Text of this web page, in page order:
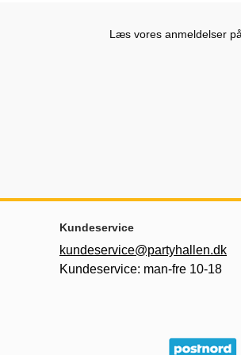
Læs vores anmeldelser
info og links
Kundeservice
kundeservice@partyhallen.dk
Kundeservice: man-fre 10-18